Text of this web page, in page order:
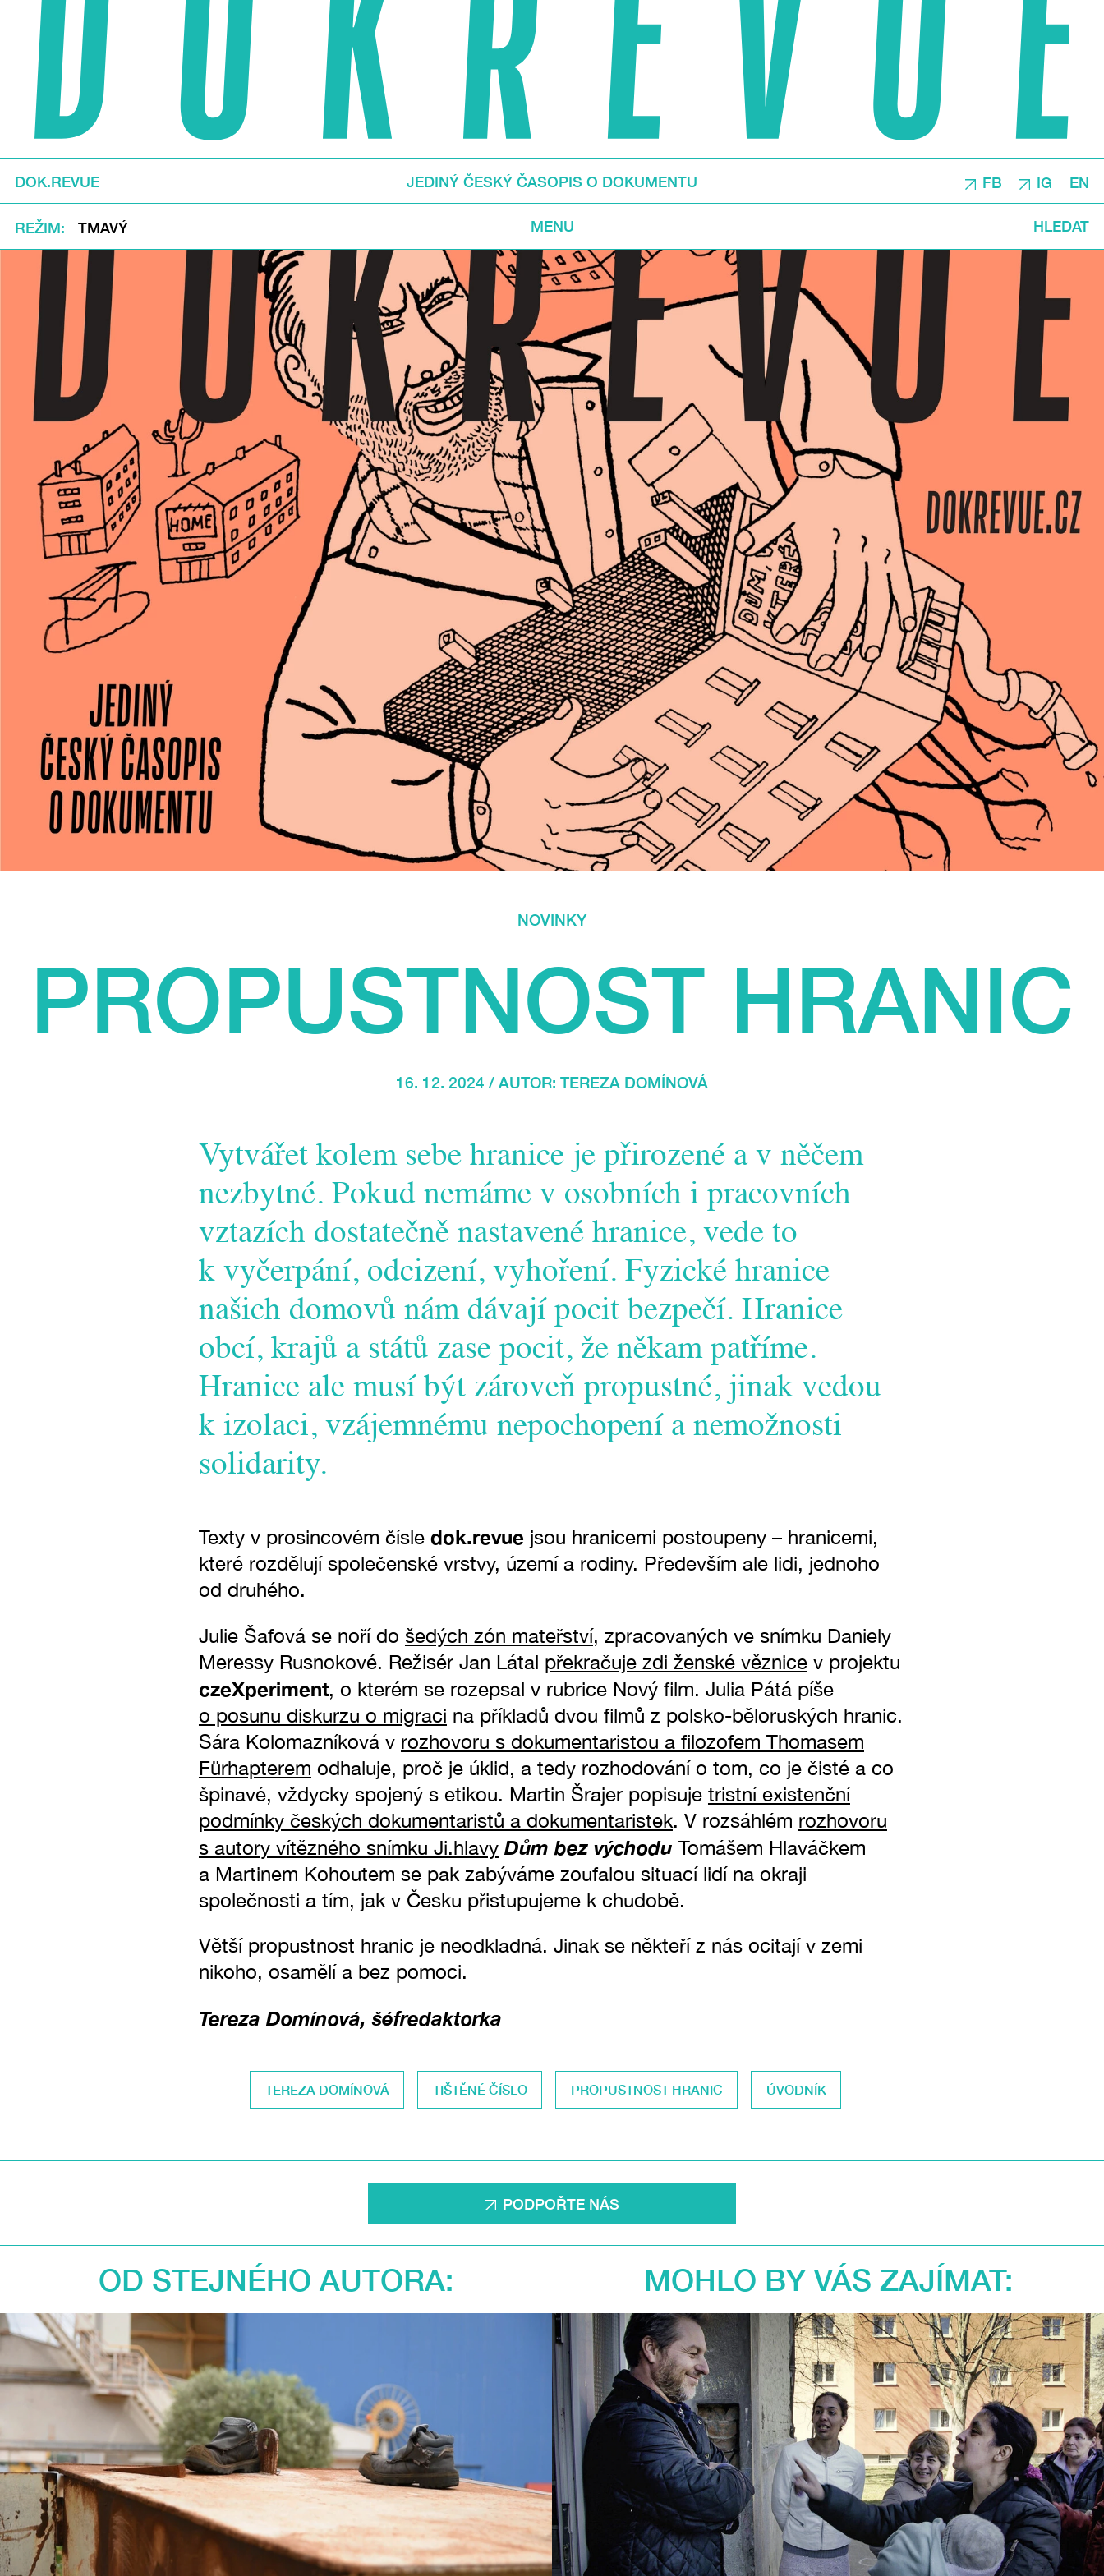
DOK.REVUE JEDINÝ ČESKÝ ČASOPIS O DOKUMENTU FB IG EN
REŽIM TMAVÝ MENU HLEDAT
NOVINKY
PROPUSTNOST HRANIC
16. 12. 2024 / AUTOR: TEREZA DOMÍNOVÁ
Vytvářet kolem sebe hranice je přirozené a v něčem
nezbytné. Pokud nemáme v osobních i pracovních
vztazích dostatečně nastavené hranice, vede to
k vyčerpání, odcizení, vyhoření. Fyzické hranice
našich domovů nám dávají pocit bezpečí. Hranice
obcí, krajů a států zase pocit, že někam patříme.
Hranice ale musí být zároveň propustné, jinak vedou
k izolaci, vzájemnému nepochopení a nemožnosti
solidarity.
Texty v prosincovém čísle dok.revue jsou hranicemi postoupeny – hranicemi,
které rozdělují společenské vrstvy, území a rodiny. Především ale lidi, jednoho
od druhého.
Julie Šafová se noří do šedých zón mateřství, zpracovaných ve snímku Daniely
Meressy Rusnokové. Režisér Jan Látal překračuje zdi ženské věznicev projektu
czeXperiment, o kterém se rozepsal v rubrice Nový film. Julia Pátá píše
o posunu diskurzu o migraci na příkladů dvou filmů z polsko-běloruských hranic.
Sára Kolomazníková v rozhovoru s dokumentaristou a filozofem Thomasem
Fürhapterem odhaluje, proč je úklid, a tedy rozhodování o tom, co je čisté a co
špinavé, vždycky spojený s etikou. Martin Šrajer popisuje tristní existenční
podmínky českých dokumentaristů a dokumentaristek. V rozsáhlém rozhovoru
s autory vítězného snímku Ji.hlavy Dům bez východu Tomášem Hlaváčkem
a Martinem Kohoutem se pak zabýváme zoufalou situací lidí na okraji
společnosti a tím, jak v Česku přistupujeme k chudobě.
Větší propustnost hranic je neodkladná. Jinak se někteří z nás ocitají v zemi
nikoho, osamělí a bez pomoci.
Tereza Domínová, šéfredaktorka
TEREZA DOMÍNOVÁ TIŠTĚNÉ ČÍSLO PROPUSTNOST HRANIC ÚVODNÍK
PODPOŘTE NÁS
OD STEJNÉHO AUTORA: MOHLO BY VÁS ZAJÍMAT: